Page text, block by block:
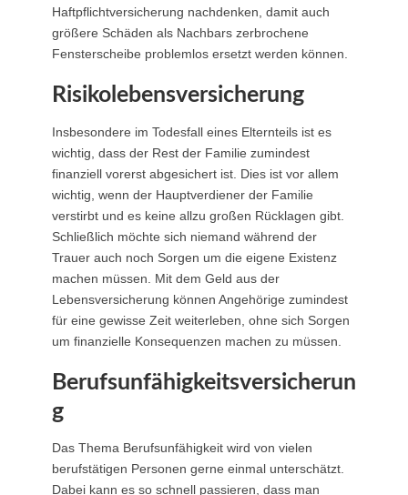
Haftpflichtversicherung nachdenken, damit auch
größere Schäden als Nachbars zerbrochene
Fensterscheibe problemlos ersetzt werden können.
Risikolebensversicherung
Insbesondere im Todesfall eines Elternteils ist es
wichtig, dass der Rest der Familie zumindest
finanziell vorerst abgesichert ist. Dies ist vor allem
wichtig, wenn der Hauptverdiener der Familie
verstirbt und es keine allzu großen Rücklagen gibt.
Schließlich möchte sich niemand während der
Trauer auch noch Sorgen um die eigene Existenz
machen müssen. Mit dem Geld aus der
Lebensversicherung können Angehörige zumindest
für eine gewisse Zeit weiterleben, ohne sich Sorgen
um finanzielle Konsequenzen machen zu müssen.
Berufsunfähigkeitsversicherun
g
Das Thema Berufsunfähigkeit wird von vielen
berufstätigen Personen gerne einmal unterschätzt.
Dabei kann es so schnell passieren, dass man